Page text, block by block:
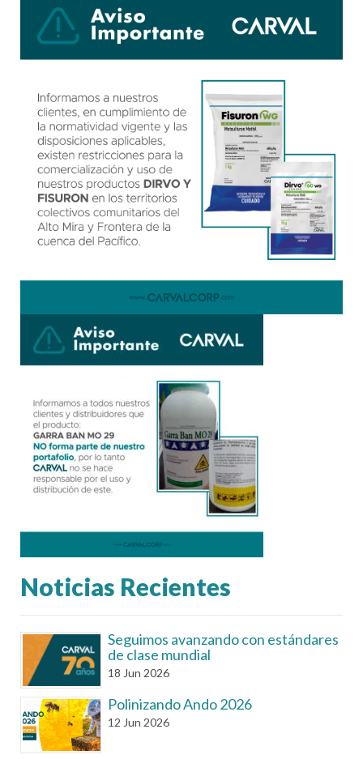
Noticias Recientes
Seguimos avanzando con estándares
de clase mundial
18 Jun 2026
Polinizando Ando 2026
12 Jun 2026